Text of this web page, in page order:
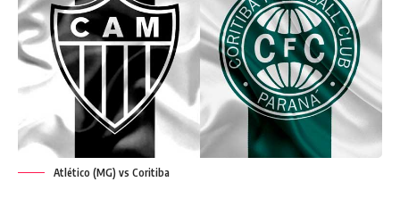
Atlético (MG) vs Coritiba